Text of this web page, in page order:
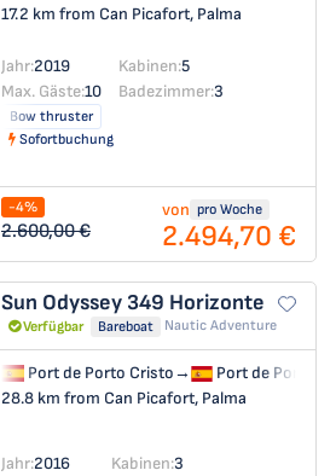
17.2 km from Can Picafort, Palma
Jahr:2019 Kabinen:5
Max. Gäste:10 Badezimmer:3
Bow thruster
Sofortbuchung
-4%
2.600,00 €
von pro Woche
2.494,70 €
Sun Odyssey 349 Horizonte
Verfügbar Bareboat Nautic Adventure
Port de Porto Cristo→
Port de Porto
28.8 km from Can Picafort, Palma
Jahr:2016 Kabinen:3